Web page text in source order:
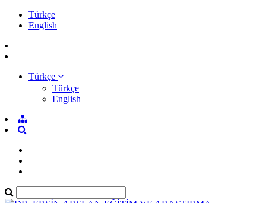
Türkçe
English
Türkçe
Türkçe
English